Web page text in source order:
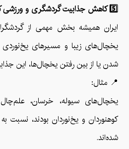
5️⃣ کاهش جذابیت گردشگری و ورزشی کوهستان
ایران همیشه بخش مهمی از
یخچال‌های زیبا و مسیرهای
شدن یا از بین رفتن یخچال‌ها، این
📍 مثال:
یخچال‌های سیوله، خرسان،
کوهنوردان و یخ‌نوردان بودند،
شده‌اند.